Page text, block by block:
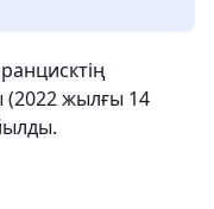
(2022 жылғы 14